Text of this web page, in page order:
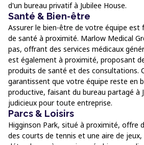
d'un bureau privatif à Jubilee House.
Santé & Bien-être
Assurer le bien-être de votre équipe est
de santé à proximité. Marlow Medical
pas, offrant des services médicaux
est également à proximité, proposant
produits de santé et des consultations.
garantissent que votre équipe reste en
productive, faisant du bureau partagé à
judicieux pour toute entreprise.
Parcs & Loisirs
Higginson Park, situé à proximité, offre
des courts de tennis et une aire de